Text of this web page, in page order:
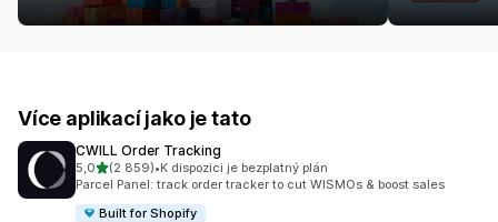
Více aplikací jako je tato
CWILL Order Tracking
5,0z 5 hvězd
(2 859)
Celkový počet recenzí: 2859
•K dispozici je bezplatný plán
Parcel Panel: track order tracker to cut WISMOs & boost sales
Built for Shopify